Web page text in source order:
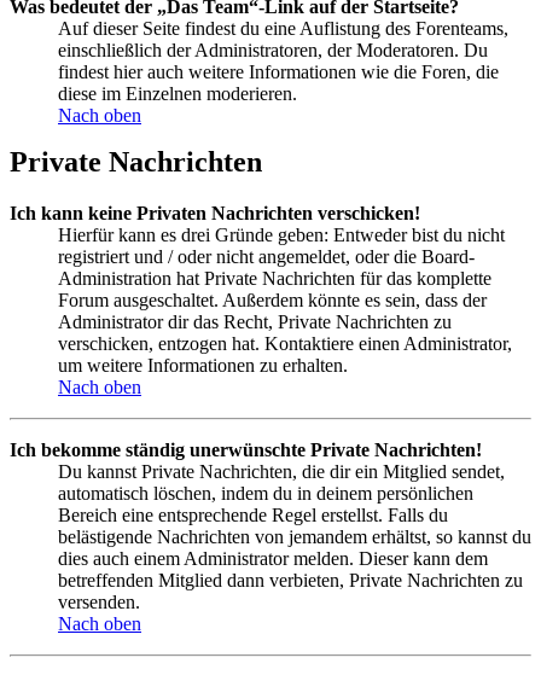
Was bedeutet der „Das Team“-Link auf der Startseite?
Auf dieser Seite findest du eine Auflistung des Forenteams,
einschließlich der Administratoren, der Moderatoren. Du
findest hier auch weitere Informationen wie die Foren, die
diese im Einzelnen moderieren.
Nach oben
Private Nachrichten
Ich kann keine Privaten Nachrichten verschicken!
Hierfür kann es drei Gründe geben: Entweder bist du nicht
registriert und / oder nicht angemeldet, oder die Board-
Administration hat Private Nachrichten für das komplette
Forum ausgeschaltet. Außerdem könnte es sein, dass der
Administrator dir das Recht, Private Nachrichten zu
verschicken, entzogen hat. Kontaktiere einen Administrator,
um weitere Informationen zu erhalten.
Nach oben
Ich bekomme ständig unerwünschte Private Nachrichten!
Du kannst Private Nachrichten, die dir ein Mitglied sendet,
automatisch löschen, indem du in deinem persönlichen
Bereich eine entsprechende Regel erstellst. Falls du
belästigende Nachrichten von jemandem erhältst, so kannst du
dies auch einem Administrator melden. Dieser kann dem
betreffenden Mitglied dann verbieten, Private Nachrichten zu
versenden.
Nach oben